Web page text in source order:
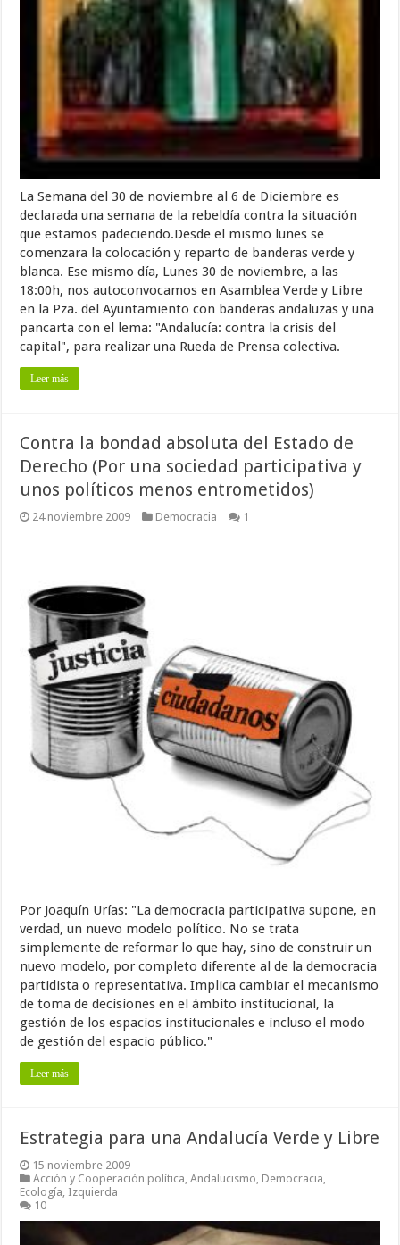
La Semana del 30 de noviembre al 6 de Diciembre es
declarada una semana de la rebeldía contra la situación
que estamos padeciendo.Desde el mismo lunes se
comenzara la colocación y reparto de banderas verde y
blanca. Ese mismo día, Lunes 30 de noviembre, a las
18:00h, nos autoconvocamos en Asamblea Verde y Libre
en la Pza. del Ayuntamiento con banderas andaluzas y una
pancarta con el lema: "Andalucía: contra la crisis del
capital", para realizar una Rueda de Prensa colectiva.
Leer más
Contra la bondad absoluta del Estado de
Derecho (Por una sociedad participativa y
unos políticos menos entrometidos)
24 noviembre 2009 Democracia 1
Por Joaquín Urías: "La democracia participativa supone, en
verdad, un nuevo modelo político. No se trata
simplemente de reformar lo que hay, sino de construir un
nuevo modelo, por completo diferente al de la democracia
partidista o representativa. Implica cambiar el mecanismo
de toma de decisiones en el ámbito institucional, la
gestión de los espacios institucionales e incluso el modo
de gestión del espacio público."
Leer más
Estrategia para una Andalucía Verde y Libre
15 noviembre 2009
Acción y Cooperación política,Andalucismo, Democracia,
Ecología, Izquierda
10